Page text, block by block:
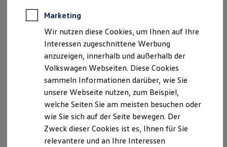
Software, Konnektivität & Apps
California App
VW Connect für Ihren ID. Buzz
VW Connect für Ihren Transporter/Caravelle
VW Connect für Ihren Amarok
VW Connect für andere Modelle
Connect Pro
Fleet Interface Data
Multistop Pathfinder
Übersicht Software Updates
Hilfreiches für Besitzer
Fahrerassistenz- und Sicherheitssysteme
Kontrollleuchten
Kurzfahrprofile und Ölverdünnung
Hinweis gemäß § 36
Verbraucherstreitbeilegungsgesetz (VSBG)
„Wir sind zur Teilnahme an einem
Streitbeilegungsverfahren vor einer
Verbraucherschlichtungsstelle weder bereit noch dazu
Datenschutzerklärung
Marketing
Wir nutzen diese Cookies, um Ihnen auf Ihre
Interessen zugeschnittene Werbung
anzuzeigen, innerhalb und außerhalb der
Volkswagen Webseiten. Diese Cookies
sammeln Informationen darüber, wie Sie
unsere Webseite nutzen, zum Beispiel,
welche Seiten Sie am meisten besuchen oder
wie Sie sich auf der Seite bewegen. Der
Zweck dieser Cookies ist es, Ihnen für Sie
relevantere und an Ihre Interessen